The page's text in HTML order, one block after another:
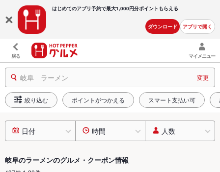
はじめてのアプリ予約で最大1,000円分ポイントもらえる
ダウンロード アプリで開く
戻る マイメニュー
岐阜 ラーメン 変更
絞り込む ポイントがつかえる スマート支払い可
日付 時間 人数
岐阜のラーメンのグルメ・クーポン情報